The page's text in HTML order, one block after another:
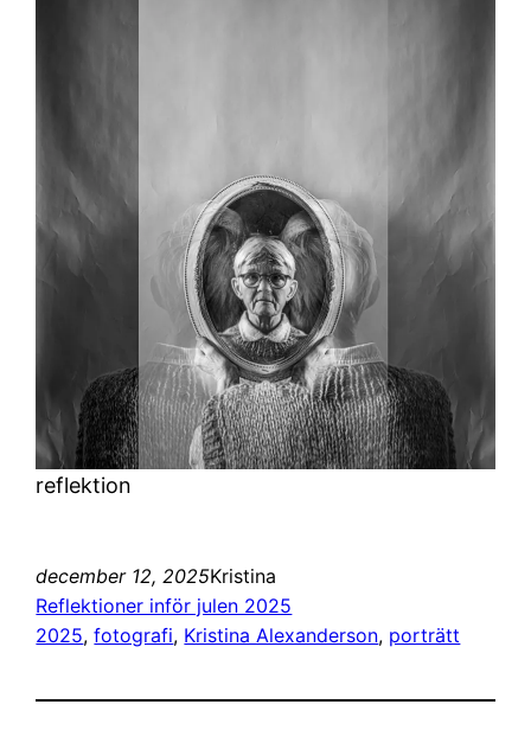
reflektion
december 12, 2025Kristina
Reflektioner inför julen 2025
2025, fotografi, Kristina Alexanderson, porträtt